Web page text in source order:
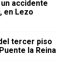
accidente
en Lezo
tercer piso
la Reina